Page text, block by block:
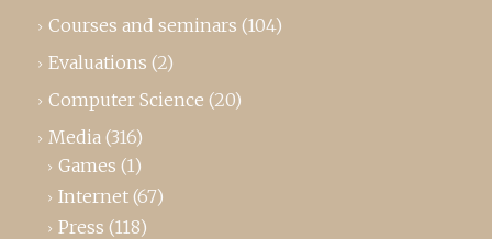
Courses and seminars (104)
Evaluations (2)
Computer Science (20)
Media (316)
Games (1)
Internet (67)
Press (118)